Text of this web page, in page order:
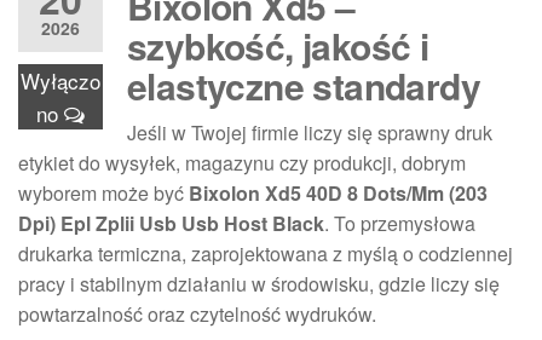
2026
Wyłączo
no
szybkość, jakość i
elastyczne standardy
Jeśli w Twojej firmie liczy się sprawny druk
etykiet do wysyłek, magazynu czy produkcji, dobrym
wyborem może być Bixolon Xd5 40D 8 Dots/Mm (203
Dpi) Epl Zplii Usb Usb Host Black. To przemysłowa
drukarka termiczna, zaprojektowana z myślą o codziennej
pracy i stabilnym działaniu w środowisku, gdzie liczy się
powtarzalność oraz czytelność wydruków.